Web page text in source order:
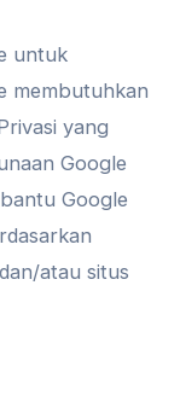
untuk
membutuhkan
yang
Google
Google
atau situs